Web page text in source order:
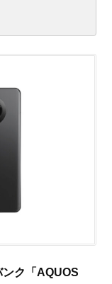
ク「AQUOS